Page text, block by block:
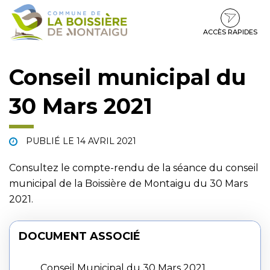
Gestion des traceurs
Aller
Aller
contenu
Aller
pied
ACCÈS RAPIDES
Conseil municipal du
30 Mars 2021
PUBLIÉ LE 14 AVRIL 2021
Consultez le compte-rendu de la séance du conseil
municipal de la Boissière de Montaigu du 30 Mars
2021.
DOCUMENT ASSOCIÉ